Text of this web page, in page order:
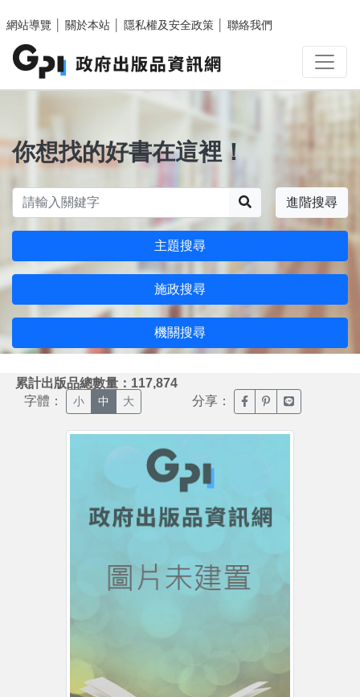
網站導覽
關於本站 隱私權及安全政策 聯絡我們
你想找的好書在這裡！
進階搜尋
主題搜尋
施政搜尋
機關搜尋
累計出版品總數量：117,874
字體： 小 中 大 分享： 臉書分享(另開新視窗)
噗浪分享(另開新
Line分享(另